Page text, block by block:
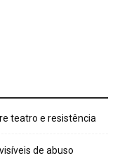
teatro e resistência
de abuso